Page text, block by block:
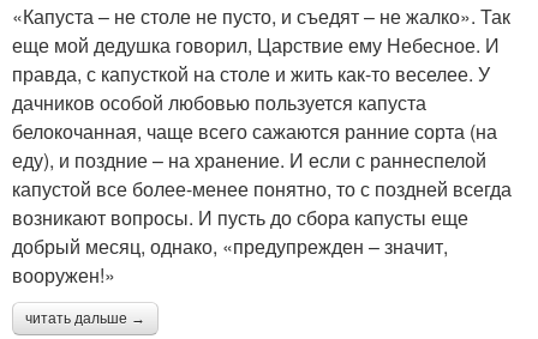
«Капуста – не столе не пусто, и съедят – не жалко». Так
еще мой дедушка говорил, Царствие ему Небесное. И
правда, с капусткой на столе и жить как-то веселее. У
дачников особой любовью пользуется капуста
белокочанная, чаще всего сажаются ранние сорта (на
еду), и поздние – на хранение. И если с раннеспелой
капустой все более-менее понятно, то с поздней всегда
возникают вопросы. И пусть до сбора капусты еще
добрый месяц, однако, «предупрежден – значит,
вооружен!»
читать дальше →